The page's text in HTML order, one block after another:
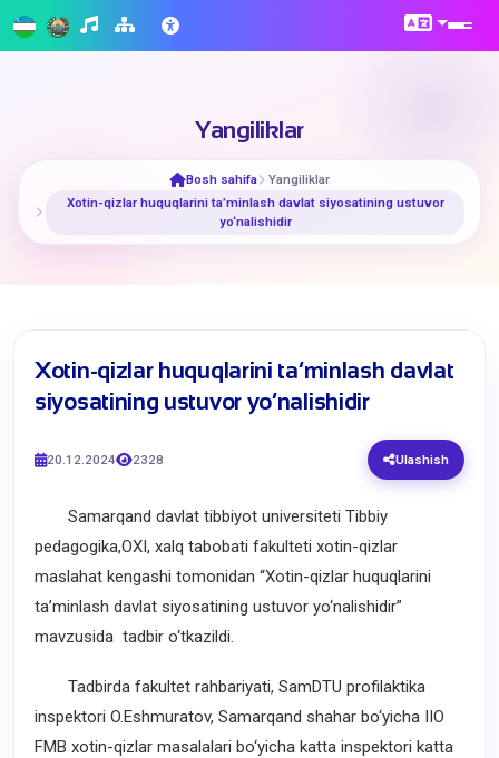
Yangiliklar
Bosh sahifa
Yangiliklar
​Xotin-qizlar huquqlarini ta’minlash davlat siyosatining ustuvor
yo‘nalishidir
​Xotin-qizlar huquqlarini ta’minlash davlat
siyosatining ustuvor yo‘nalishidir
20.12.2024 2328 Ulashish
Samarqand davlat tibbiyot universiteti Tibbiy
pedagogika,OXI, xalq tabobati fakulteti xotin-qizlar
maslahat kengashi tomonidan “Xotin-qizlar huquqlarini
ta’minlash davlat siyosatining ustuvor yo‘nalishidir”
mavzusida tadbir o‘tkazildi.
Tadbirda fakultet rahbariyati, SamDTU profilaktika
inspektori O.Eshmuratov, Samarqand shahar bo‘yicha IIO
FMB xotin-qizlar masalalari bo‘yicha katta inspektori katta